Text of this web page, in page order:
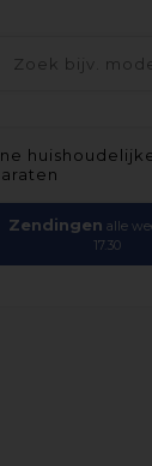
Zendingen alle
17.30